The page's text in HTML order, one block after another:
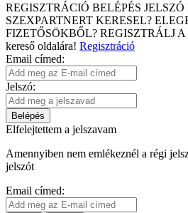
REGISZTRÁCIÓ BELÉPÉS
SZEXPARTNERT KERESEL?
FIZETŐSÖKBŐL? REGISZTRÁLJ
kereső oldalára! Regisztráció
Email címed:
Jelszó:
Belépés
Elfelejtettem a jelszavam
Amennyiben nem emlékeznél a régi
jelszót
Email címed: